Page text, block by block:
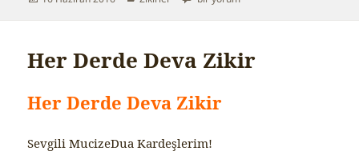
i
y
r
.
.
Her Derde Deva Zikir
Her Derde Deva Zikir
Sevgili MucizeDua Kardeşlerim!